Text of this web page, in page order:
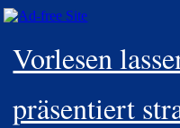
Vorlesen
präsentiert